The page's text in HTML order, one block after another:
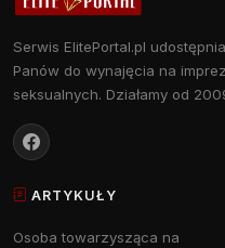
Serwis ElitePortal.pl
Panów do wynajęcia na
seksualnych. Działamy od
ARTYKUŁY
Osoba towarzysząca na